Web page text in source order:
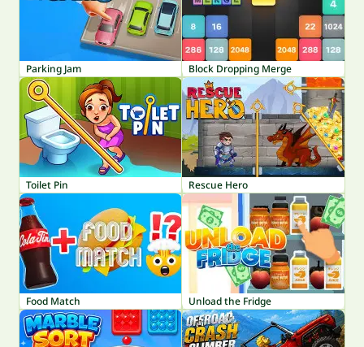
Parking Jam Block Dropping Merge
Toilet Pin Rescue Hero
Food Match Unload the Fridge